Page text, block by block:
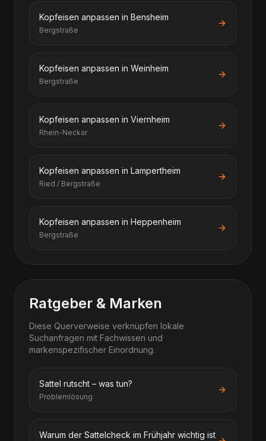
Kopfeisen anpassen in Bensheim
Bergstraße
Kopfeisen anpassen in Weinheim
Bergstraße
Kopfeisen anpassen in Viernheim
Rhein-Neckar
Kopfeisen anpassen in Lampertheim
Ried / Bergstraße
Kopfeisen anpassen in Heppenheim
Bergstraße
Ratgeber & Marken
Diese Querverweise verknüpfen lokale
Suchanfragen mit Fachwissen und
markenspezifischer Einordnung.
Sattel rutscht – was tun?
Problemlösung
Warum der Sattelcheck im Frühjahr wichtig ist